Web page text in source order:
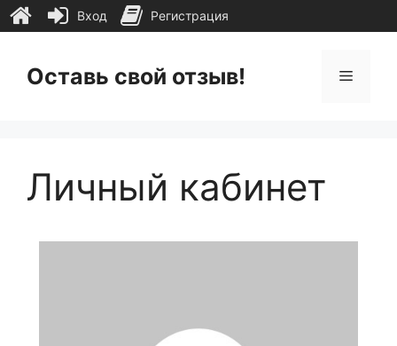
содержимому
Оставь свой отзыв! Меню
Личный кабинет
Вход Регистрация